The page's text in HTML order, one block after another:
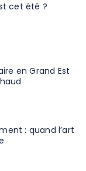
cet été ?
en Grand Est
: quand l’art